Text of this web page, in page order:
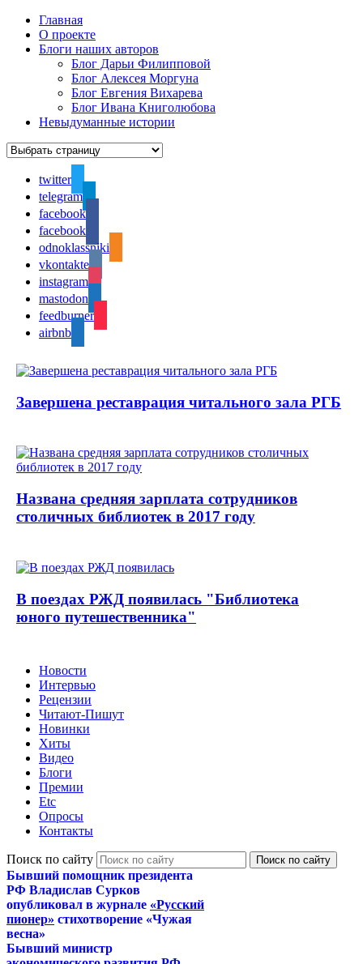
Главная
О проекте
Блоги наших авторов
Блог Дарьи Филипповой
Блог Алексея Моргуна
Блог Евгения Вихарева
Блог Ивана Книголюбова
Невыдуманные истории
twitter
telegram
facebook
facebook
odnoklassniki
vkontakte
instagram
mastodon
feedburner
airbnb
Завершена реставрация читального зала РГБ
Названа средняя зарплата сотрудников
столичных библиотек в 2017 году
В поездах РЖД появилась "Библиотека
юного путешественника"
Новости
Интервью
Рецензии
Читают-Пишут
Новинки
Хиты
Видео
Блоги
Премии
Etc
Опросы
Контакты
Поиск по сайту
Бывший помощник президента
РФ Владислав Сурков
опубликовал в журнале «Русский
пионер» стихотворение «Чужая
весна»
Бывший министр